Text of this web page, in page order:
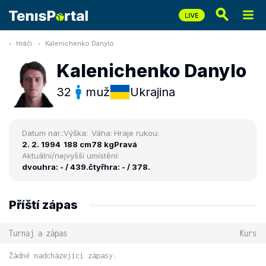
Hráči Kalenichenko Danylo
Kalenichenko Danylo
32 muž Ukrajina
Datum nar.:
2. 2. 1994
Výška:
188 cm
Váha:
78 kg
Hraje rukou:
Pravá
Aktuální/nejvyšší umístění:
dvouhra: - / 439.čtyřhra: - / 378.
Příští zápas
Turnaj a zápas Kurs
Žádné nadcházející zápasy.